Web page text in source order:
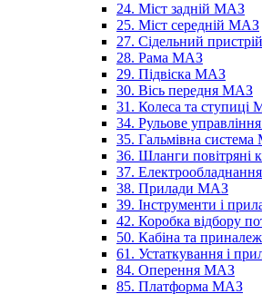
24. Міст задній МАЗ
25. Міст середній МАЗ
27. Сідельний
28. Рама МАЗ
29. Підвіска МАЗ
30. Вісь передня МАЗ
31. Колеса та ступиці
34. Рульове
35. Гальмівна
36. Шланги повітряні
37.
38. Прилади МАЗ
39. Інструменти і
42. Коробка відбору
50. Кабіна та
61. Устаткування і
84. Оперення МАЗ
85. Платформа МАЗ